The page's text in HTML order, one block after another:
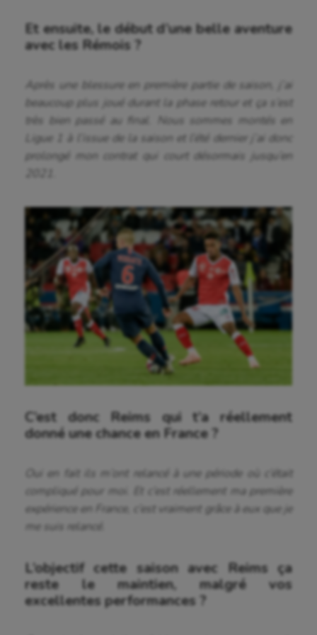
Athlétisme
Et ensuite, le début d’une belle aventure
avec les Rémois ?
Après une blessure en première partie de saison, j’ai
beaucoup plus joué durant la phase retour et ça s’est
très bien passé au final. Nous sommes montés en
Ligue 1 à l’issue de la saison et l’été dernier j’ai donc
prolongé mon contrat qui court désormais jusqu’en
C’est donc Reims qui t’a réellement
donné une chance en France ?
Oui en fait ils m’ont relancé à une période où c’était
compliqué pour moi. Et c’est réellement ma première
expérience en France, c’est vraiment grâce à eux que je
me suis relancé.
L’objectif cette saison avec Reims ça
reste le maintien, malgré vos
excellentes performances ?